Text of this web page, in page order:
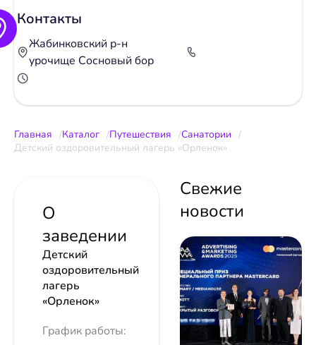
Контакты
Жабинковский р-н
урочище Сосновый бор
Главная Каталог Путешествия
Санатории
Детский оздоровительный лагерь «Орленок»
О
заведении
Детский
оздоровительный
лагерь
«Орленок»
График работы:
Свежие
новости